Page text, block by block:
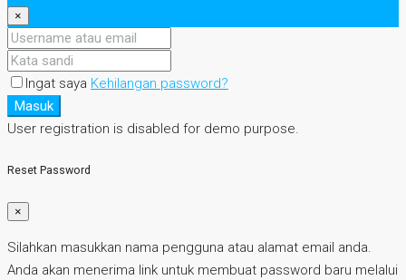
×
Ingat saya Kehilangan password?
Masuk
User registration is disabled for demo purpose.
Reset Password
×
Silahkan masukkan nama pengguna atau alamat email anda.
Anda akan menerima link untuk membuat password baru melalui